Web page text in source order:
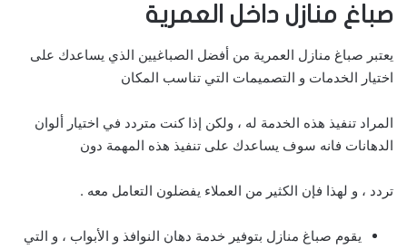
صباغ منازل داخل العمرية
يعتبر صباغ منازل العمرية من أفضل الصباغيين الذي يساعدك على
اختيار الخدمات و التصميمات التي تناسب المكان
المراد تنفيذ هذه الخدمة له ، ولكن إذا كنت متردد في اختيار ألوان
الدهانات فانه سوف يساعدك على تنفيذ هذه المهمة دون
تردد ، و لهذا فإن الكثير من العملاء يفضلون التعامل معه .
يقوم صباغ منازل بتوفير خدمة دهان النوافذ و الأبواب ، و التي